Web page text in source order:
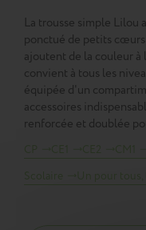
La trousse simple
ponctué de petits cœurs
ajoutent de la couleur à
convient à tous les
équipée d'un
accessoires
renforcée et doublée